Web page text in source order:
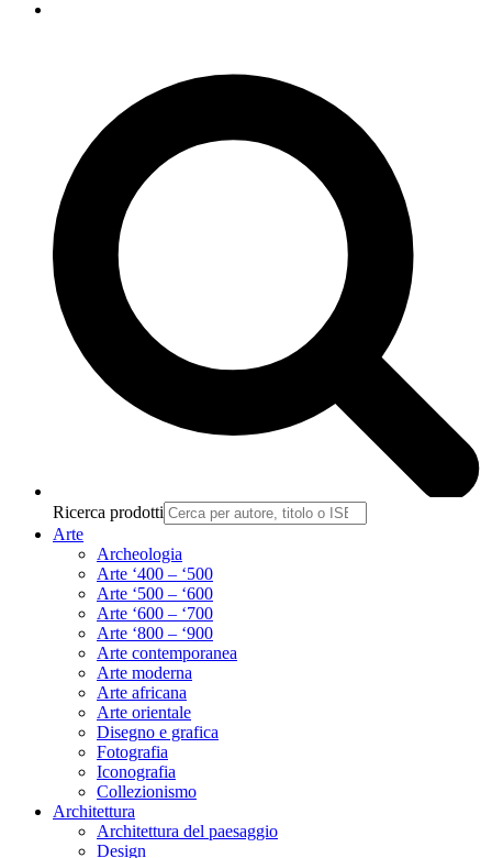
Ricerca prodotti
Arte
Archeologia
Arte ‘400 – ‘500
Arte ‘500 – ‘600
Arte ‘600 – ‘700
Arte ‘800 – ‘900
Arte contemporanea
Arte moderna
Arte africana
Arte orientale
Disegno e grafica
Fotografia
Iconografia
Collezionismo
Architettura
Architettura del paesaggio
Design